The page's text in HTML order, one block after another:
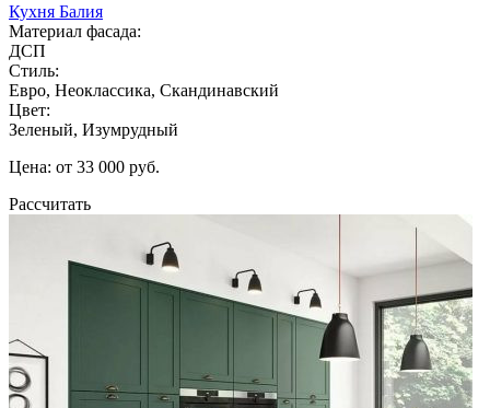
Кухня Балия
Материал фасада:
ДСП
Стиль:
Евро, Неоклассика, Скандинавский
Цвет:
Зеленый, Изумрудный
Цена: от 33 000 руб.
Рассчитать